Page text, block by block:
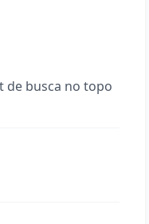
de busca no topo